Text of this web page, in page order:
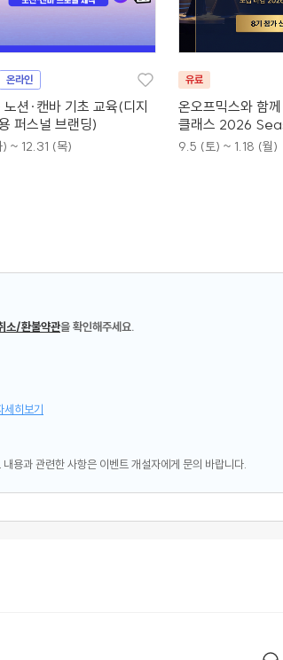
온라인
션·캔바 기초 교육(디지
퍼스널 브랜딩)
~ 12.31 (목)
유료
온오프믹스와 함
클래스 2026
9.5 (토) ~ 1.18 (월)
소/환불약관을 확인해주세요.
세히보기
용과 관련한 사항은 이벤트 개설자에게 문의 바랍니다.